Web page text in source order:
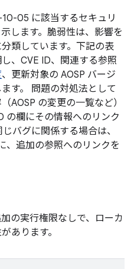
05 に該当するセキュリ
します。脆弱性は、影響を
類しています。下記の表
、CVE ID、関連する参照
、更新対象の AOSP バージ
す。 問題の対処法として
AOSP の変更の一覧など）
の欄にその情報へのリンク
バグに関係する場合は、
、追加の参照へのリンクを
の実行権限なしで、ローカ
あります。